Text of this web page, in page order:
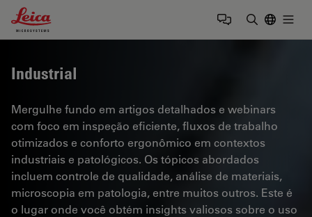
Leica Microsystems Logo
Industrial
Mergulhe fundo em artigos detalhados e webinars
com foco em inspeção eficiente, fluxos de trabalho
otimizados e conforto ergonômico em contextos
industriais e patológicos. Os tópicos abordados
incluem controle de qualidade, análise de materiais,
microscopia em patologia, entre muitos outros. Este é
o lugar onde você obtém insights valiosos sobre o uso